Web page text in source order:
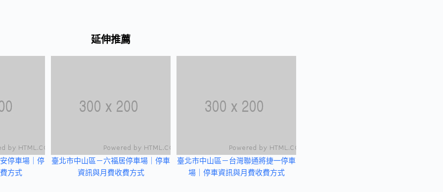
延伸推薦
停車場｜停
方式
臺北市中山區－六福居停車場｜停車
資訊與月費收費方式
臺北市中山區－台灣聯通將捷一停車
場｜停車資訊與月費收費方式